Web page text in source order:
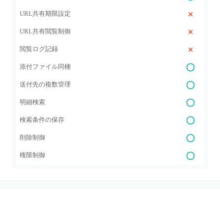
URL共有期限設定
URL共有閲覧制御
閲覧ログ記録
添付ファイル同梱
送付先の複数管理
明細検索
検索条件の保存
削除制御
権限制御